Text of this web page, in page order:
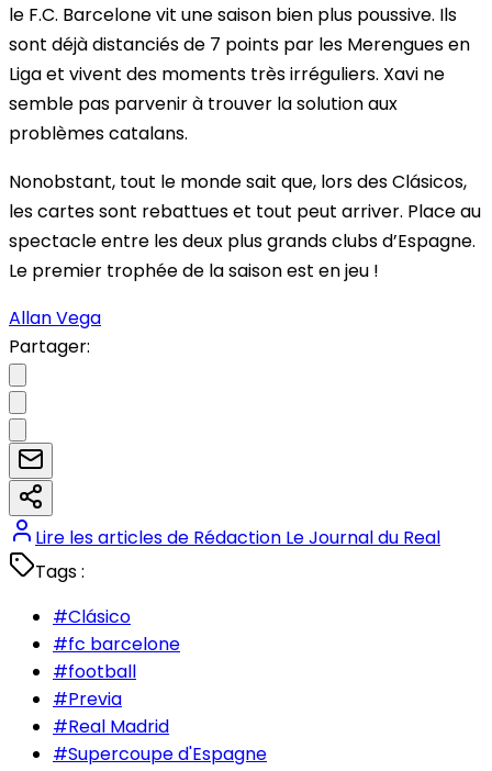
le F.C. Barcelone vit une saison bien plus poussive. Ils
sont déjà distanciés de 7 points par les Merengues en
Liga et vivent des moments très irréguliers. Xavi ne
semble pas parvenir à trouver la solution aux
problèmes catalans.
Nonobstant, tout le monde sait que, lors des Clásicos,
les cartes sont rebattues et tout peut arriver. Place au
spectacle entre les deux plus grands clubs d’Espagne.
Le premier trophée de la saison est en jeu !
Allan Vega
Partager:
Lire les articles de Rédaction Le Journal du Real
Tags :
#Clásico
#fc barcelone
#football
#Previa
#Real Madrid
#Supercoupe d'Espagne